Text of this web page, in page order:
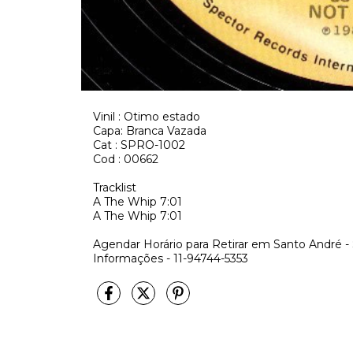
Vinil : Otimo estado
Capa: Branca Vazada
Cat : SPRO-1002
Cod : 00662
Tracklist
A The Whip 7:01
A The Whip 7:01
Agendar Horário para Retirar em Santo André -
Informações - 11-94744-5353